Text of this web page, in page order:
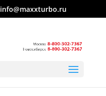
info@maxxturbo.ru